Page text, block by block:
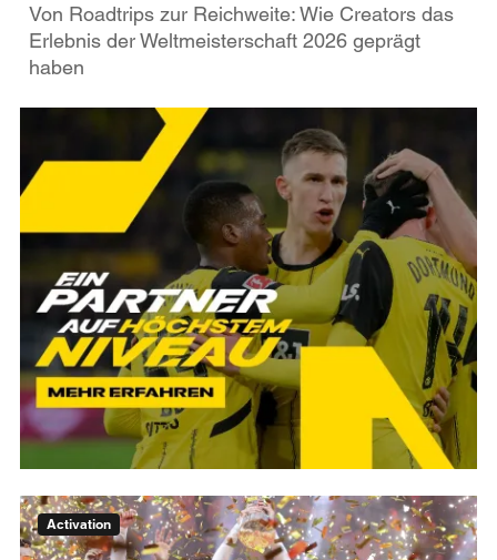
Von Roadtrips zur Reichweite: Wie Creators das
Erlebnis der Weltmeisterschaft 2026 geprägt
haben
Activation